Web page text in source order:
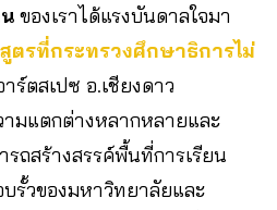
ของเราได้แรงบันดาลใจมา
ตรที่กระทรวงศึกษาธิการไม่
ร์ตสเปซ อ.เชียงดาว
ามแตกต่างหลากหลายและ
ถสร้างสรรค์พื้นที่การเรียน
รั้วของมหาวิทยาลัยและ